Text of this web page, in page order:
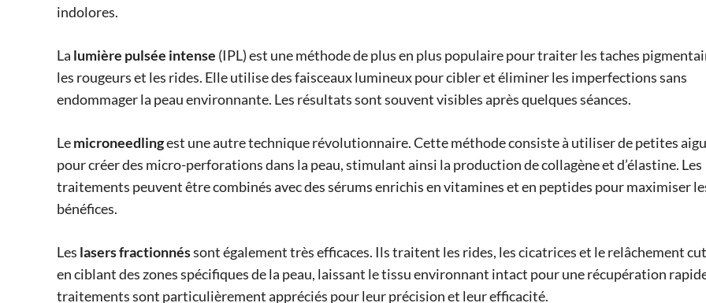
indolores.
La lumière pulsée intense (IPL) est une méthode de plus en plus populaire pour traiter les taches
les rougeurs et les rides. Elle utilise des faisceaux lumineux pour cibler et éliminer les imperfections sans
endommager la peau environnante. Les résultats sont souvent visibles après quelques séances.
Lemicroneedlingest une autre technique révolutionnaire. Cette méthode consiste à utiliser de petites
pour créer des micro-perforations dans la peau, stimulant ainsi la production de collagène et d’élastine. Les
traitements peuvent être combinés avec des sérums enrichis en vitamines et en peptides pour maximiser
bénéfices.
Les lasers fractionnéssont également très efficaces. Ils traitent les rides, les cicatrices et le relâchement
en ciblant des zones spécifiques de la peau, laissant le tissu environnant intact pour une récupération
traitements sont particulièrement appréciés pour leur précision et leur efficacité.